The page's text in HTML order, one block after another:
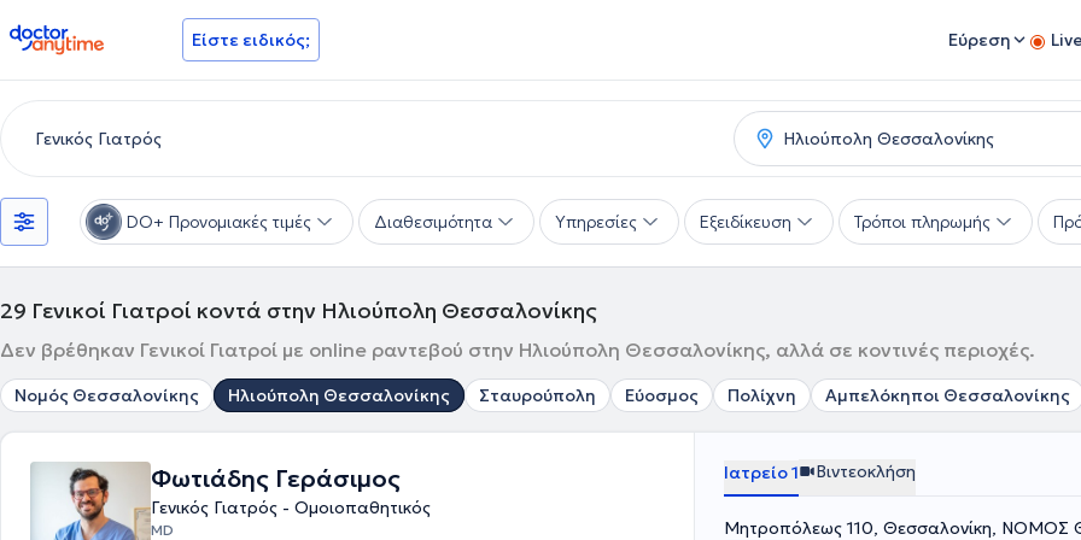
doctoranytime Είστε ειδικός; Εύρεση
DO+ Προνομιακές τιμές Διαθεσιμότητα Υπηρεσίες Εξειδίκευση Τρόποι πληρωμής
29 Γενικοί Γιατροί κοντά στην Ηλιούπολη Θεσσαλονίκης
Δεν βρέθηκαν Γενικοί Γιατροί με online ραντεβού στην Ηλιούπολη Θεσσαλονίκης, αλλά σε κοντινές περιοχές.
Νομός Θεσσαλονίκης Ηλιούπολη Θεσσαλονίκης Σταυρούπολη Εύοσμος Πολίχνη Αμπελόκηποι Θεσσαλονίκης
Φωτιάδης Γεράσιμος
Γενικός Γιατρός - Ομοιοπαθητικός
MD
Ιατρείο 1 Βιντεοκλήση
Μητροπόλεως 110, Θεσσαλονίκη,